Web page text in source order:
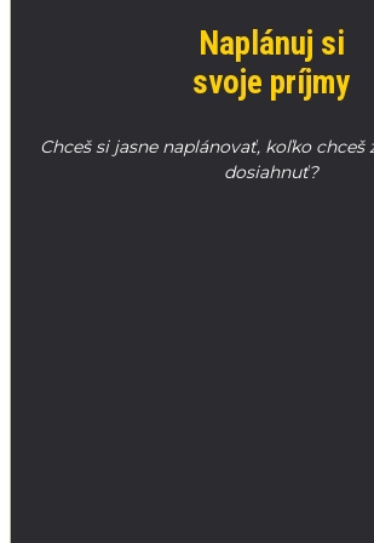
Naplánuj si
svoje príjmy
Chceš si jasne naplánovať, koľko chceš
dosiahnuť?